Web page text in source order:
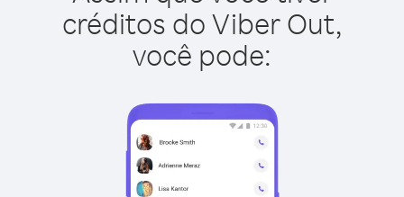
créditos do Viber Out,
você pode: